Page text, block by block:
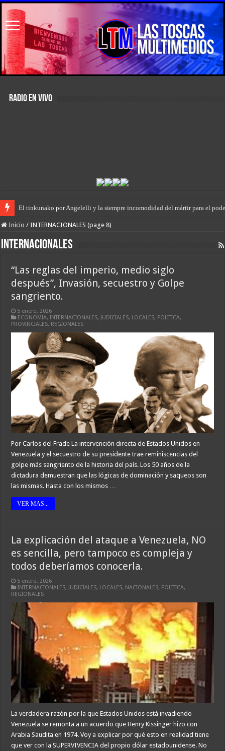
RADIO EN VIVO
El primer encuentro de “Rodanteros del Jaaukanigás”, se presentó en la
Inicio / INTERNACIONALES (page 8)
INTERNACIONALES
“Las reglas del imperio, medio siglo
después”, Invasión, secuestro y Golpe
sangriento.
5 enero, 2026
ECONOMIA,INTERNACIONALES, JUDICIALES, LOCALES, POLITICA,
PROVINCIALES, REGIONALES
Por Carlos del Frade La intervención directa de Estados Unidos en
Venezuela y el secuestro de su presidente trae reminiscencias del
golpe más sangriento de la historia del país. Los 50 años de la
dictadura demuestran que las lógicas de dominación y saqueos son
las mismas. Hasta con los mismos …
VER MAS...
La explicación del ataque a Venezuela, NO
es sencilla, pero tampoco es compleja y
todos deberíamos conocerla.
5 enero, 2026
INTERNACIONALES, JUDICIALES, LOCALES, NACIONALES, POLITICA,
REGIONALES
La verdadera razón por la que Estados Unidos está invadiendo
Venezuela se remonta a un acuerdo que Henry Kissinger hizo con
Arabia Saudita en 1974. Voy a explicar por qué esto en realidad tiene
que ver con la SUPERVIVENCIA del propio dólar estadounidense. No